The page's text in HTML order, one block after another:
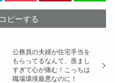
ピーする
公務員の夫婦が住宅手当を
もらってるなんて、羨まし
すぎて心が痛む！こっちは
職場環境最悪なのに！